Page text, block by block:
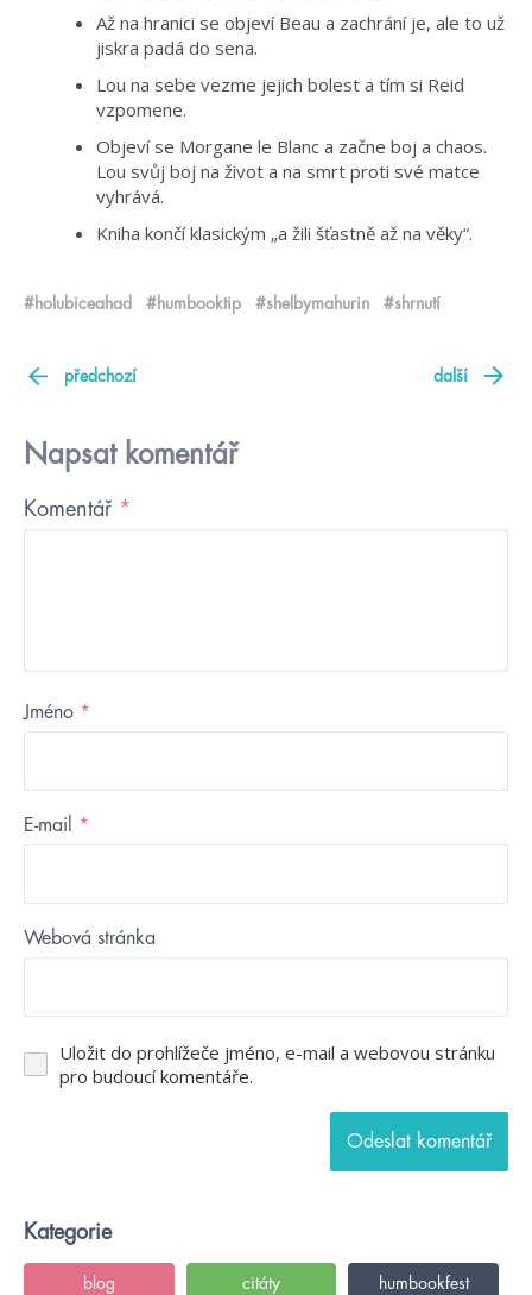
Až na hranici se objeví Beau a zachrání je, ale to už
jiskra padá do sena.
Lou na sebe vezme jejich bolest a tím si Reid
vzpomene.
Objeví se Morgane le Blanc a začne boj a chaos.
Lou svůj boj na život a na smrt proti své matce
vyhrává.
Kniha končí klasickým „a žili šťastně až na věky“.
#holubiceahad #humbooktip #shelbymahurin #shrnutí
předchozí další
Napsat komentář
Komentář *
Jméno *
E-mail *
Webová stránka
Uložit do prohlížeče jméno, e-mail a webovou stránku
pro budoucí komentáře.
Kategorie
blog citáty humbookfest